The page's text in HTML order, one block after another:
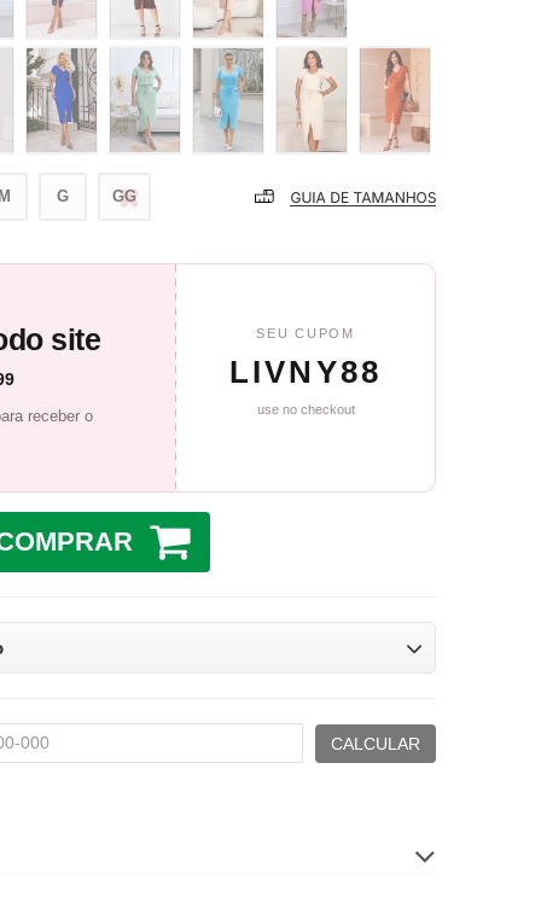
M G GG
site
receber o
SEU CUPOM
LIVNY88
use no checkout
CALCULAR